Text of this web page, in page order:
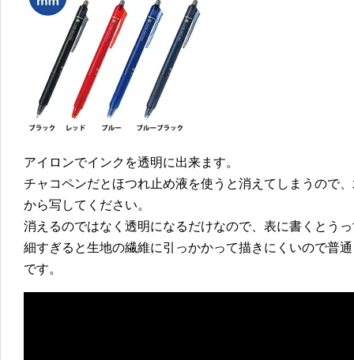
アイロンでインクを透明に出来ます。
チャコペンだとほつれ止め液を使うと消えてしまうので
から写してください。
消えるのではなく透明になるだけなので、表に書くとう
細すぎると生地の繊維に引っかかって描きにくいので普
です。